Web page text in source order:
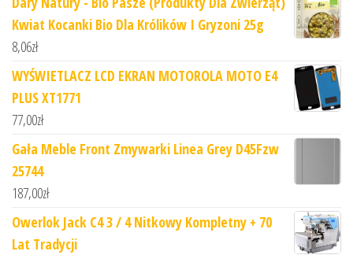
Kwiat Kocanki Bio Dla Królików I Gryzoni 25g
8,06zł
WYŚWIETLACZ LCD EKRAN MOTOROLA MOTO E4
PLUS XT1771
77,00zł
Gała Meble Front Zmywarki Linea Grey D45Fzw
25744
187,00zł
Owerlok Jack C4 3 / 4 Nitkowy Kompletny + 70
Lat Tradycji